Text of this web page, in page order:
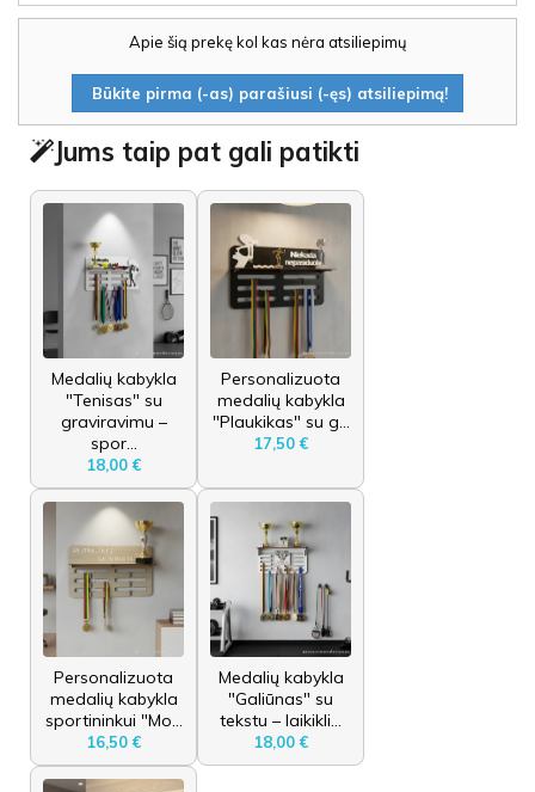
Apie šią prekę kol kas nėra atsiliepimų
Būkite pirma (-as) parašiusi (-ęs) atsiliepimą!
Jums taip pat gali patikti
Medalių kabykla
"Tenisas" su
graviravimu –
spor...
18,00 €
Personalizuota
medalių kabykla
"Plaukikas" su g...
17,50 €
Personalizuota
medalių kabykla
sportininkui "Mo...
16,50 €
Medalių kabykla
"Galiūnas" su
tekstu – laikikli...
18,00 €